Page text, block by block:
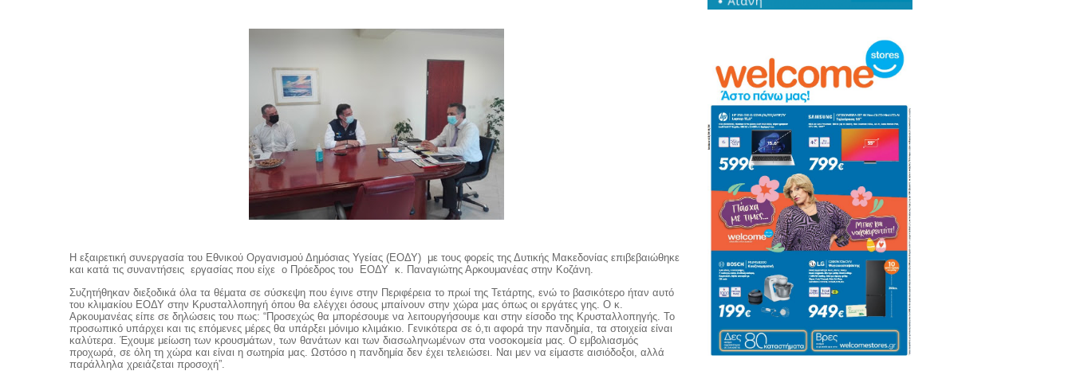
Η εξαιρετική συνεργασία του Εθνικού Οργανισμού Δημόσιας Υγείας (ΕΟΔΥ) με τους φορείς της Δυτικής Μακεδονίας επιβεβαιώθηκε
και κατά τις συναντήσεις εργασίας που είχε ο Πρόεδρος του ΕΟΔΥ κ. Παναγιώτης Αρκουμανέας στην Κοζάνη.
Συζητήθηκαν διεξοδικά όλα τα θέματα σε σύσκεψη που έγινε στην Περιφέρεια το πρωί της Τετάρτης, ενώ το βασικότερο ήταν αυτό
του κλιμακίου ΕΟΔΥ στην Κρυσταλλοπηγή όπου θα ελέγχει όσους μπαίνουν στην χώρα μας όπως οι εργάτες γης. Ο κ.
Αρκουμανέας είπε σε δηλώσεις του πως: “Προσεχώς θα μπορέσουμε να λειτουργήσουμε και στην είσοδο της Κρυσταλλοπηγής. Το
προσωπικό υπάρχει και τις επόμενες μέρες θα υπάρξει μόνιμο κλιμάκιο. Γενικότερα σε ό,τι αφορά την πανδημία, τα στοιχεία είναι
καλύτερα. Έχουμε μείωση των κρουσμάτων, των θανάτων και των διασωληνωμένων στα νοσοκομεία μας. Ο εμβολιασμός
προχωρά, σε όλη τη χώρα και είναι η σωτηρία μας. Ωστόσο η πανδημία δεν έχει τελειώσει. Ναι μεν να είμαστε αισιόδοξοι, αλλά
παράλληλα χρειάζεται προσοχή”.